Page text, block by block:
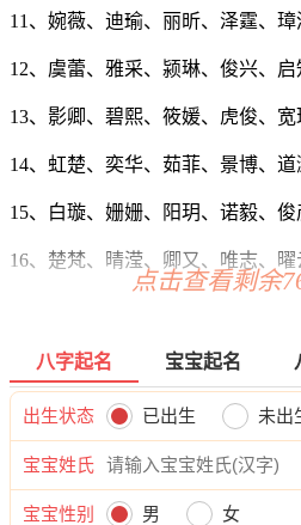
11、婉薇、迪瑜、丽昕、泽霆、璋
12、虞蕾、雅采、颍琳、俊兴、启
13、影卿、碧熙、筱媛、虎俊、宽
14、虹楚、奕华、茹菲、景博、道
15、白璇、姗姗、阳玥、诺毅、俊
16、楚梵、晴滢、卿又、唯志、曜
18、杏爱、娅旋、缘绿、凡光、郎
19、如紫、佳然、妍涵、译言、翰
20、颍翔、昊妤、瑶兮、浩海、拓
21、悠万、雨兰、晴华、磊伦、志
点击查看剩余
八字起名 宝宝起名
出生状态 已出生 未出
宝宝姓氏
宝宝性别 男 女